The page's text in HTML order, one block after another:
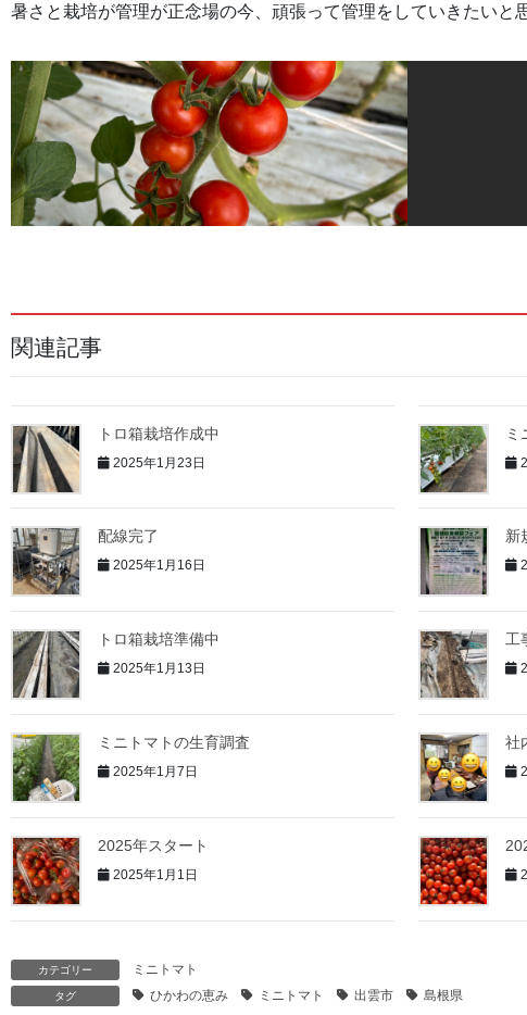
暑さと栽培が管理が正念場の今、頑張って管理をしていきたいと
関連記事
トロ箱栽培作成中
2025年1月23日
ミ
配線完了
2025年1月16日
新
トロ箱栽培準備中
2025年1月13日
工
ミニトマトの生育調査
2025年1月7日
社
2025年スタート
2025年1月1日
カテゴリー ミニトマト
タグ ひかわの恵み ミニトマト 出雲市 島根県